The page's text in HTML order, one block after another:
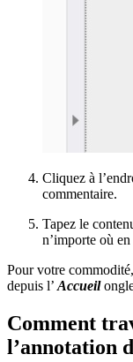
Cliquez à
commentaire.
Tapez le
n’importe où
Pour votre commodité,
depuis l’ Accueil
Comment
l’annotation